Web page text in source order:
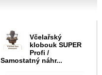
Včelařský
klobouk SUPER
Profi /
Samostatný náhr...